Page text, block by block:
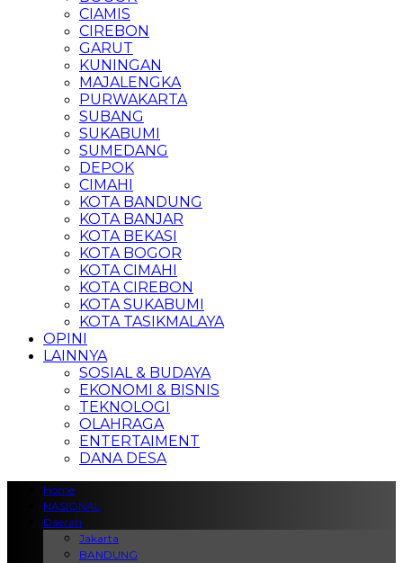
CIAMIS
CIREBON
GARUT
KUNINGAN
MAJALENGKA
PURWAKARTA
SUBANG
SUKABUMI
SUMEDANG
DEPOK
CIMAHI
KOTA BANDUNG
KOTA BANJAR
KOTA BEKASI
KOTA BOGOR
KOTA CIMAHI
KOTA CIREBON
KOTA SUKABUMI
KOTA TASIKMALAYA
OPINI
LAINNYA
SOSIAL & BUDAYA
EKONOMI & BISNIS
TEKNOLOGI
OLAHRAGA
ENTERTAIMENT
DANA DESA
Home
NASIONAL
Daerah
Jakarta
BANDUNG